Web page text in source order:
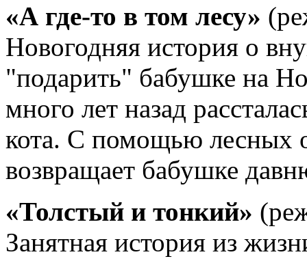
«А где-то в том лесу»
Новогодняя история о
"подарить" бабушке на
много лет назад
кота. С помощью лесных
возвращает бабушке
«Толстый и тонкий»
Занятная история из